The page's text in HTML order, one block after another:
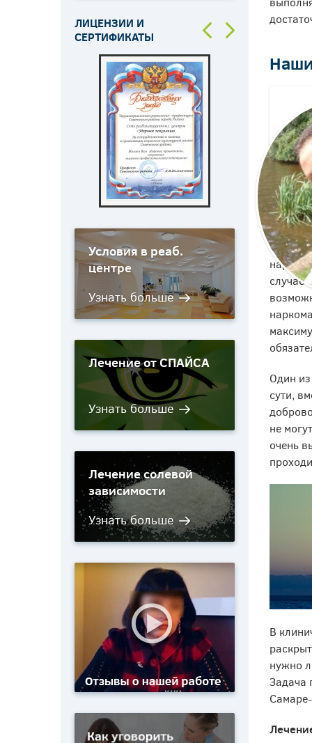
Капельница при алкогольной
интоксикации
Кодирование женского
алкоголизма
Кодирование от алкоголизма
по Довженко
Лечение алкоголизма в
стационаре
Лечение алкоголизма у
подростков
Лечение женского
алкоголизма
Программа 12 шагов
ЛИЦЕНЗИИ И
СЕРТИФИКАТЫ
Условия в реаб.
центре
Лечение отСПАЙСА
Лечение солевой
зависимости
Если
случае
Один
сути,
не
очень
В
нужно
Задача